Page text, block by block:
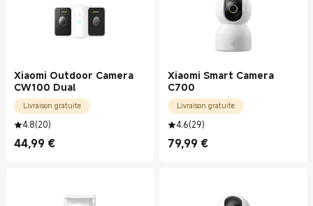
Xiaomi Outdoor Camera
CW100 Dual
Livraison gratuite
4.8(20)
44,99 €
Current Price €44.99
Xiaomi Smart Camera
C700
Livraison gratuite
4.6(29)
79,99 €
Current Price €79.99